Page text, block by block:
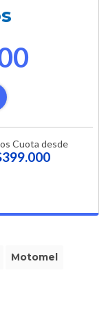
Cuota desde
Motomel